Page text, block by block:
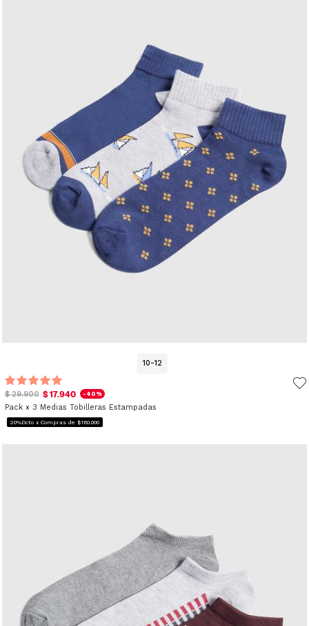
10-12
$ 29.900 $ 17.940 -40%
Pack x 3 Medias Tobilleras Estampadas
20%Dcto x Compras de $160.000